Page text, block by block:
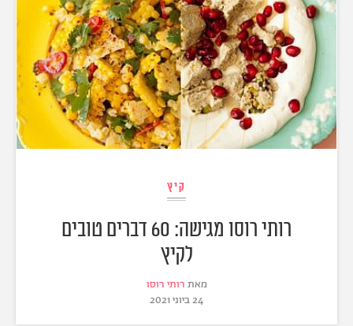
קיץ
רותי רוסו מגישה: 60 דברים טובים
לקיץ
מאת רותי רוסו
24 ביוני 2021